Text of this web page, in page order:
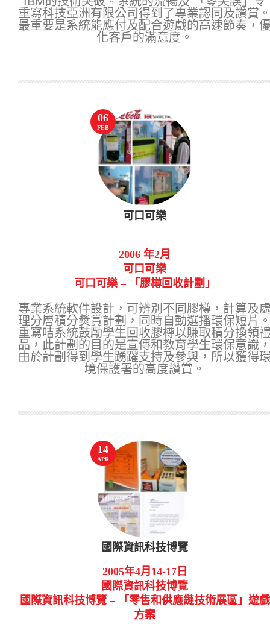
重寫科技亞洲有限公司得到了專業認同及讚賞
最重要是系統能應付及配合遊戲的高速節奏，
化客戶的滿意度。
06
FEB
可口可樂
2006 年2月
可口可樂
可口可樂 – 「膠樽回收計劃」
專業系統軟件設計，可辨別不同膠樽，計算及
理分層積分獎賞計劃，同時自動選播環保短片
重寫咭系統鼓勵學生回收膠樽以賺取積分換領
品，此計劃的目的是宣傳和教育學生環保意識
由於計劃得到學生踴躍支持及參與，所以獲得
境保護署的高度讚賞。
14
APR
國際資訊科技博覽
2005年4月14-17日
國際資訊科技博覽
國際資訊科技博覽 – 「零售和供應鏈技術展區」遊戲
方案